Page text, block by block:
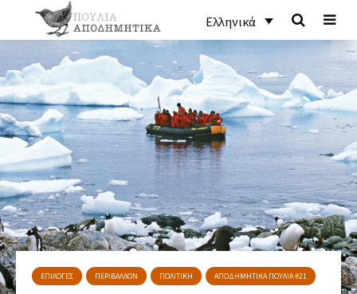
Ελληνικά
ΕΠΙΛΟΓΕΣ ΠΕΡΙΒΑΛΛΟΝ ΠΟΛΙΤΙΚΗ ΑΠΟΔΗΜΗΤΙΚΑ ΠΟΥΛΙΑ #21